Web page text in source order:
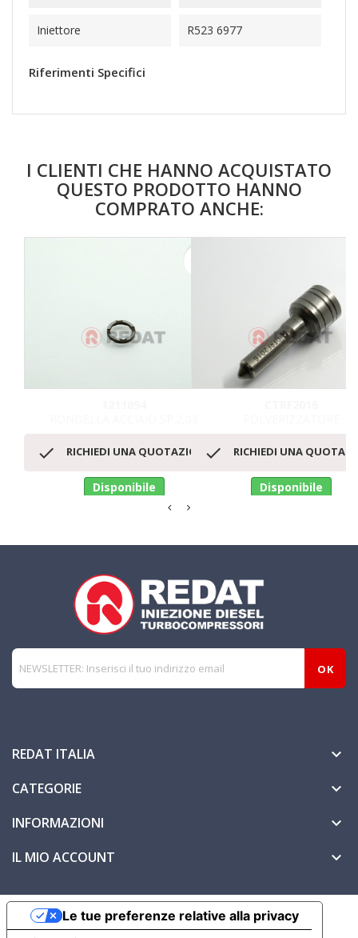
Iniettore R523 6977
Riferimenti Specifici
I CLIENTI CHE HANNO ACQUISTATO
QUESTO PRODOTTO HANNO
COMPRATO ANCHE:
 RICHIEDI UNA QUOTAZIONE
Disponibile
 RICHIEDI UNA
Disponibile
REDAT ITALIA 
CATEGORIE 
INFORMAZIONI 
IL MIO ACCOUNT 
Le tue preferenze relative alla privacy